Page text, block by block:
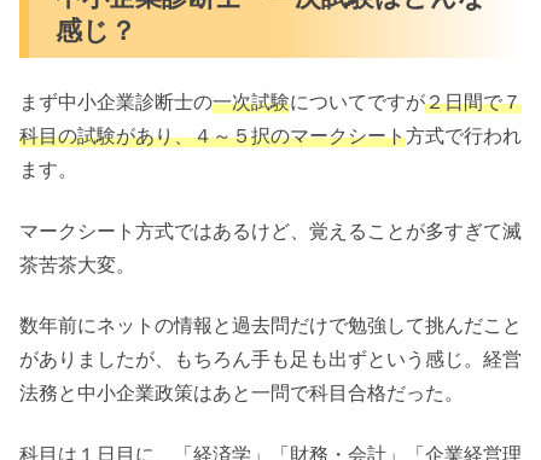
感じ？
まず中小企業診断士の一次試験についてですが２日間で７
科目の試験があり、４～５択のマークシート方式で行われ
ます。
マークシート方式ではあるけど、覚えることが多すぎて滅
茶苦茶大変。
数年前にネットの情報と過去問だけで勉強して挑んだこと
がありましたが、もちろん手も足も出ずという感じ。経営
法務と中小企業政策はあと一問で科目合格だった。
科目は１日目に、「経済学」「財務・会計」「企業経営理